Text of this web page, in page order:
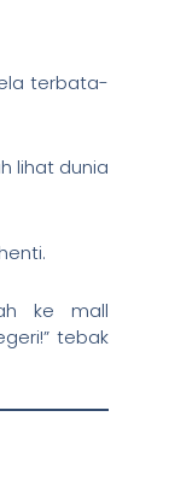
terbata-
lihat dunia
ke mall
tebak